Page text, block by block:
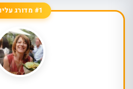
#1 מדורג עליון